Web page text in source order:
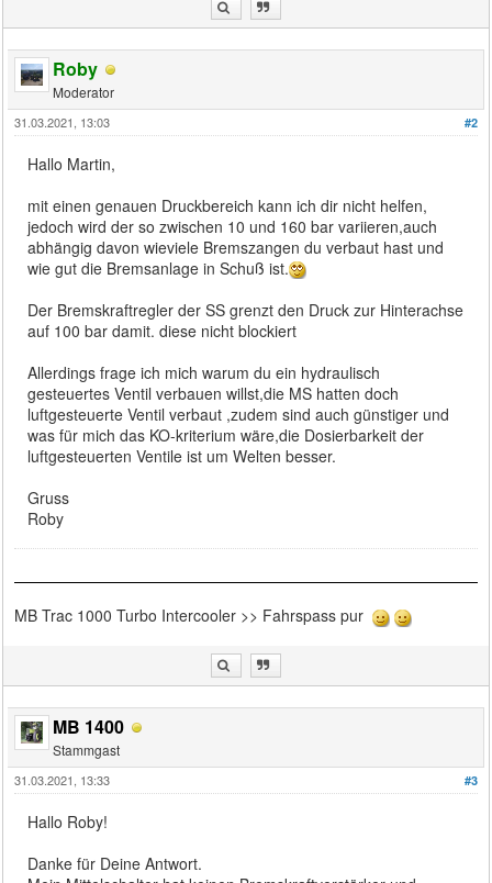
Roby
Moderator
#2
31.03.2021, 13:03
Hallo Martin,
mit einen genauen Druckbereich kann ich dir nicht helfen,
jedoch wird der so zwischen 10 und 160 bar variieren,auch
abhängig davon wieviele Bremszangen du verbaut hast und
wie gut die Bremsanlage in Schuß ist.
Der Bremskraftregler der SS grenzt den Druck zur Hinterachse
auf 100 bar damit. diese nicht blockiert
Allerdings frage ich mich warum du ein hydraulisch
gesteuertes Ventil verbauen willst,die MS hatten doch
luftgesteuerte Ventil verbaut ,zudem sind auch günstiger und
was für mich das KO-kriterium wäre,die Dosierbarkeit der
luftgesteuerten Ventile ist um Welten besser.
Gruss
Roby
MB Trac 1000 Turbo Intercooler >> Fahrspass pur
MB 1400
Stammgast
#3
31.03.2021, 13:33
Hallo Roby!
Danke für Deine Antwort.